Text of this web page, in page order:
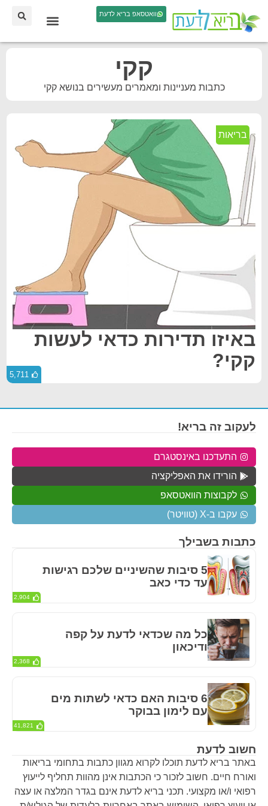
וואטסאפ בריא לדעת
קקי
כתבות מעניינות ומאמרים מעשירים בנושא קקי
בריאות
באיזו תדירות כדאי לעשות
קקי?
5,711
חשוב לדעת
באתר בריא לדעת תוכלו לקרוא מגוון כתבות בתחומי בריאות
ואורח חיים. חשוב לזכור כי הכתבות אינן מהוות תחליף לייעוץ
רפואי ו/או מקצועי. תכני בריא לדעת אינם בגדר המלצה או עצה
כתבות בשבילך
5 סיבות שהשיניים שלכם רגישות
עד כדי כאב
2,904
כל מה שכדאי לדעת על קפה
ודיכאון
2,368
6 סיבות האם כדאי לשתות מים
עם לימון בבוקר
41,821
לעקוב זה בריא!
התעדכנו באינסטגרם
הורידו את האפליקציה
לקבוצות הוואטסאפ
עקבו ב-X (טוויטר)